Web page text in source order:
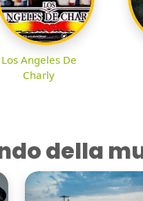
Los Angeles De
Charly
della